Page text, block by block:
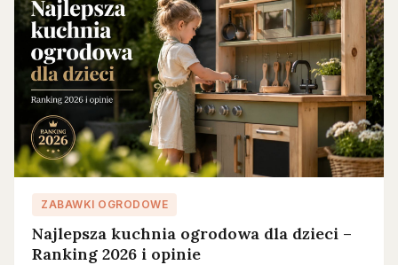
ZABAWKI OGRODOWE
Najlepsza kuchnia ogrodowa dla dzieci –
Ranking 2026 i opinie